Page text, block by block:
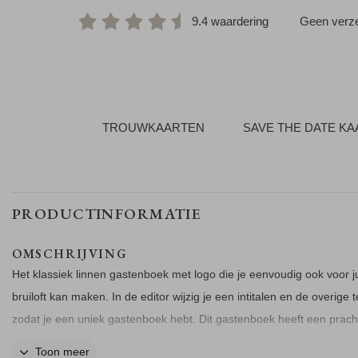
9.4 waardering Geen
TROUWKAARTEN SAVE THE DATE
PRODUCTINFORMATIE
OMSCHRIJVING
Het klassiek linnen gastenboek met logo die je eenvoudig ook voor
bruiloft kan maken. In de editor wijzig je een intitalen en de overige
zodat je een uniek gastenboek hebt. Dit gastenboek heeft een
Toon meer